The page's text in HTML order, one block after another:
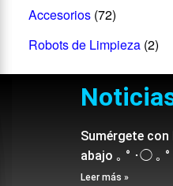
Accesorios (72)
Robots de Limpieza (2)
Sumérgete
abajo ｡ ° ･◯ ｡
Leer más »